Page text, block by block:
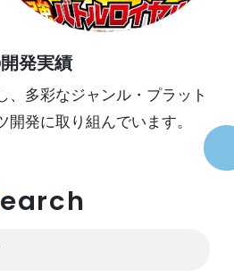
発実績
、多彩なジャンル・プラット
開発に取り組んでいます。
earch